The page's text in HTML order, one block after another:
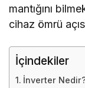
mantığını
cihaz ömrü
İçindekiler
İnverter